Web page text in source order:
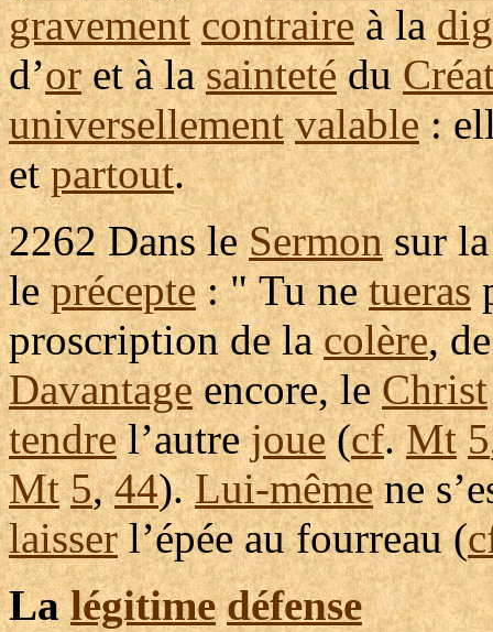
gravement contraireà la
d’oret à lasaintetédu
universellement valable:
etpartout.
2262 Dans leSermonsur
leprécepte: " Tu netueras
proscriptionde lacolère,
Davantageencore, leChrist
tendrel’autrejoue(cf.Mt 5
Mt 5,44).Lui-mêmene
laisserl’épéeaufourreau(
Lalégitime défense